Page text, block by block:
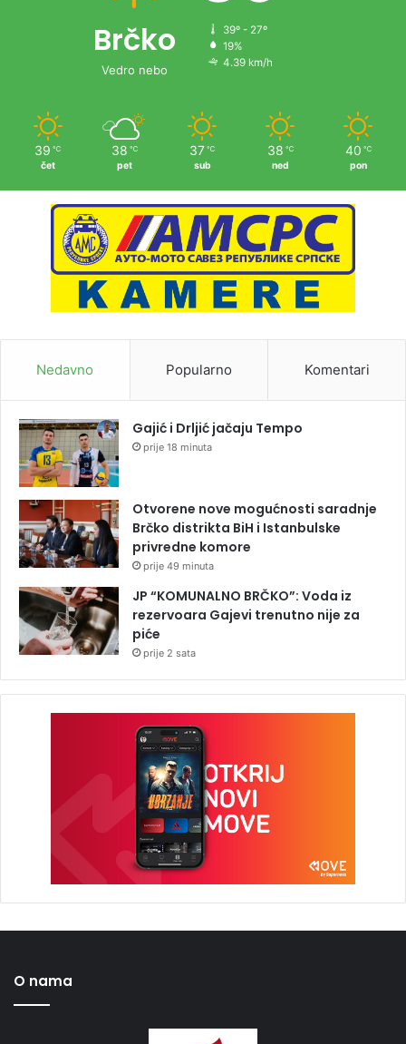
Brčko
Vedro nebo
39º - 27º
19%
4.39 km/h
39 ℃
čet
38 ℃
pet
37 ℃
sub
38 ℃
ned
40 ℃
pon
Nedavno Popularno Komentari
Gajić i Drljić jačaju Tempo
prije 18 minuta
Otvorene nove mogućnosti saradnje
Brčko distrikta BiH i Istanbulske
privredne komore
prije 49 minuta
JP “KOMUNALNO BRČKO”: Voda iz
rezervoara Gajevi trenutno nije za
piće
prije 2 sata
O nama